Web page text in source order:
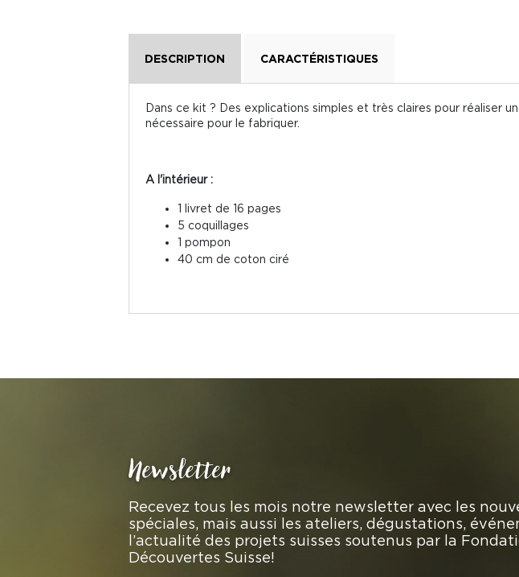
DESCRIPTION CARACTÉRISTIQUES
Dans ce kit ? Des explications simples et très claires pour réaliser
nécessaire pour le fabriquer.
A l'intérieur :
1 livret de 16 pages
5 coquillages
1 pompon
40 cm de coton ciré
Newsletter
Recevez tous les mois notre newsletter avec les
spéciales, mais aussi les ateliers, dégustations,
l’actualité des projets suisses soutenus par la
Découvertes Suisse!